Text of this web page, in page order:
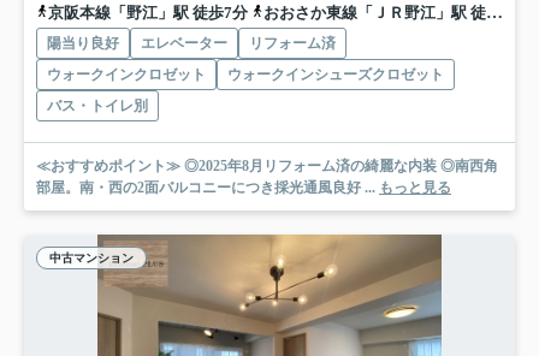
京阪本線「野江」駅 徒歩7分
おおさか東線「ＪＲ野江」駅 徒歩7分
陽当り良好 エレベーター
リフォーム済
ウォークインクロゼット
ウォークインシューズクロゼット
バス・トイレ別
≪おすすめポイント≫ ◎2025年8月リフォーム済の綺麗な内装 ◎南西角
部屋。南・西の2面バルコニーにつき採光通風良好 ... もっと見る
中古マンション